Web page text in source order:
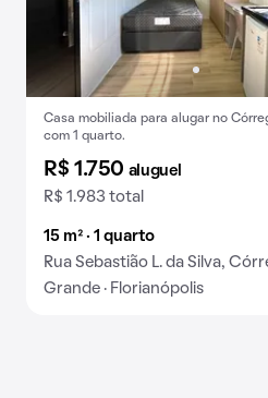
Casa mobiliada para alugar no
com 1 quarto.
R$ 1.750 aluguel
R$ 1.983 total
15 m² · 1 quarto
Rua Sebastião L. da Silva,
Grande · Florianópolis